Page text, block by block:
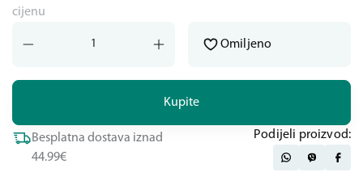
cijenu
Kupite
Omiljeno
Besplatna dostava iznad
44.99€
Podijeli proizvod: